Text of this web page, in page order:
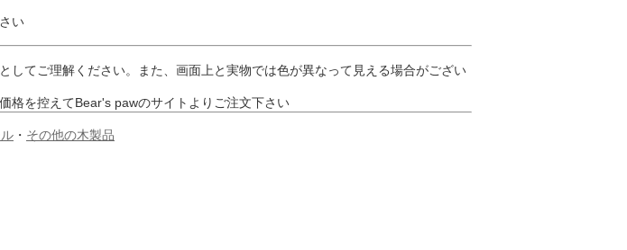
い
てご理解ください。また、画面上と実物では色が異なって見える場合がござい
格を控えてBear's pawのサイトよりご注文下さい
・ その他の木製品